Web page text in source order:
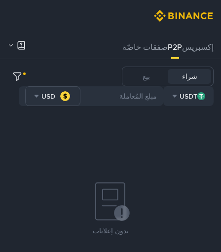
إكسبريسP2Pصفقات خاصّة
شراء بيع
USDT
USD
بدون إعلانات